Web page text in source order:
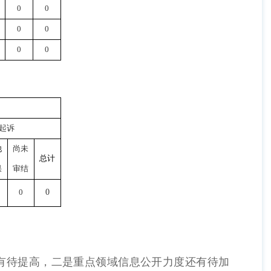
0 0
0 0
0 0
诉
尚未
审结
总计
0 0
提高，二是重点领域信息公开力度还有待加